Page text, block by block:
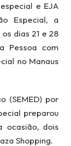
e EJA
Especial, a
dias 21 e 28
Pessoa com
no Manaus
(SEMED) por
preparou
ocasião, dois
Shopping.